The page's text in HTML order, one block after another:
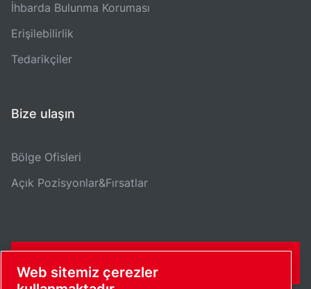
İhbarda Bulunma Koruması
Erişilebilirlik
Tedarikçiler
Bize ulaşın
Bölge Ofisleri
Açık Pozisyonlar&Fırsatlar
Web sitemiz çerezler